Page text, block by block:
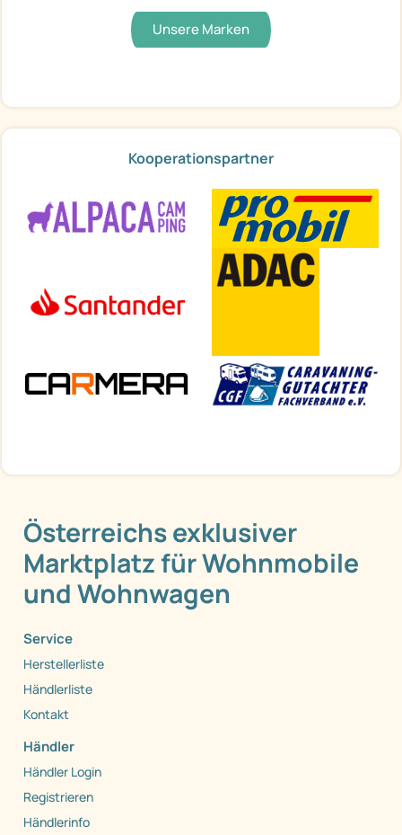
Unsere Marken
Kooperationspartner
Österreichs exklusiver
Marktplatz für Wohnmobile
und Wohnwagen
Service
Herstellerliste
Händlerliste
Kontakt
Händler
Händler Login
Registrieren
Händlerinfo